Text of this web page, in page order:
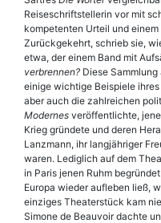
Reiseschriftstellerin vor mit
kompetenten Urteil und
Zurückgekehrt, schrieb sie,
etwa, der einem Band mit
verbrennen? Diese
einige wichtige Beispiele
aber auch die zahlreichen
Modernes veröffentlichte,
Krieg gründete und deren
Lanzmann, ihr langjähriger
waren. Lediglich auf dem
in Paris jenen Ruhm
Europa wieder aufleben ließ,
einziges Theaterstück kam
Simone de Beauvoir dachte